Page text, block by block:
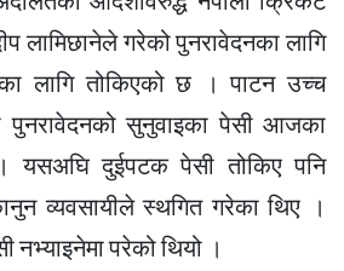
लामिछानेले गरेको पुनरावेदनका लागि
लागि तोकिएको छ । पाटन उच्च
पुनरावेदनको सुनुवाइका पेसी आजका
यसअघि दुईपटक पेसी तोकिए पनि
व्यवसायीले स्थगित गरेका थिए ।
नभ्याइनेमा परेको थियो ।